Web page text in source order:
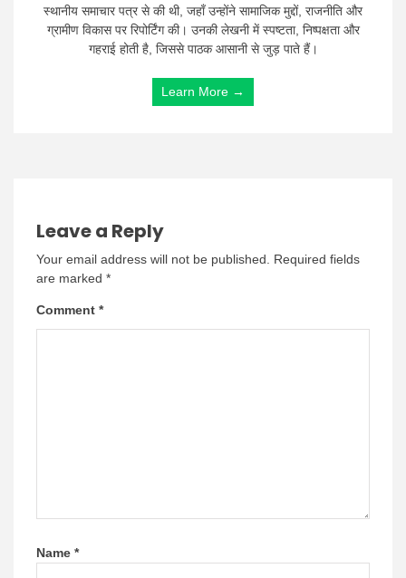
स्थानीय समाचार पत्र से की थी, जहाँ उन्होंने सामाजिक मुद्दों, राजनीति और
ग्रामीण विकास पर रिपोर्टिंग की। उनकी लेखनी में स्पष्टता, निष्पक्षता और
गहराई होती है, जिससे पाठक आसानी से जुड़ पाते हैं।
Learn More →
Leave a Reply
Your email address will not be published.
Required fields
are marked *
Comment *
Name *